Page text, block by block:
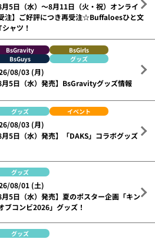
8月5日（水）～8月11日（火・祝）オンライ
注】ご好評につき再受注☆Buffaloesひと文
ャツ！
BsGravity
BsGirls
BsGuys
グッズ
08/03 (月)
8月5日（水）発売】BsGravityグッズ情報
グッズ イベント
08/03 (月)
8月5日（水）発売】「DAKS」コラボグッズ
グッズ
08/01 (土)
8月5日（水）発売】夏のポスター企画「キン
ブコンビ2026」グッズ！
グッズ